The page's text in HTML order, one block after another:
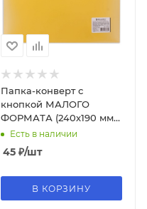
Папка-конверт с
кнопкой МАЛОГО
ФОРМАТА (240х190 мм),
А5 желтая, 0,18 мм,
BRAUBERG,224028
Есть в наличии
45 ₽/шт
В КОРЗИНУ